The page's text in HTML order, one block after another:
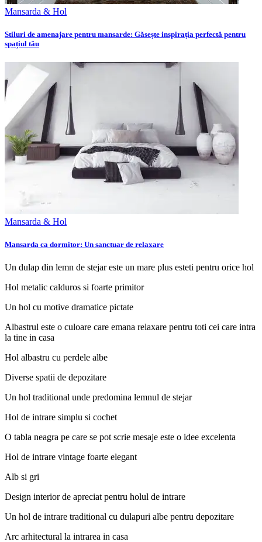
Mansarda & Hol
Stiluri de amenajare pentru mansarde: Găsește inspirația perfectă pentru
spațiul tău
Mansarda & Hol
Mansarda ca dormitor: Un sanctuar de relaxare
Un dulap din lemn de stejar este un mare plus esteti pentru orice hol
Hol metalic calduros si foarte primitor
Un hol cu motive dramatice pictate
Albastrul este o culoare care emana relaxare pentru toti cei care intra
la tine in casa
Hol albastru cu perdele albe
Diverse spatii de depozitare
Un hol traditional unde predomina lemnul de stejar
Hol de intrare simplu si cochet
O tabla neagra pe care se pot scrie mesaje este o idee excelenta
Hol de intrare vintage foarte elegant
Alb si gri
Design interior de apreciat pentru holul de intrare
Un hol de intrare traditional cu dulapuri albe pentru depozitare
Arc arhitectural la intrarea in casa